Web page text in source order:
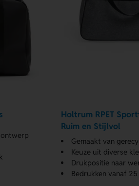
Holtrum RPET
Ruim en Stijlvol
Gemaakt van
Keuze uit diverse
Drukpositie naar
Bedrukken vanaf